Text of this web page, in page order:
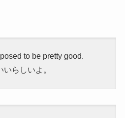
to be pretty good.
らしいよ。